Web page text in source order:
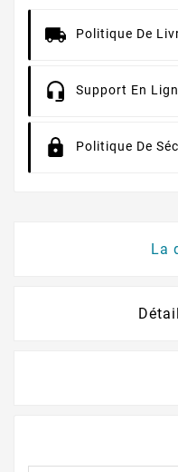
Politique De
Support En
Politique De
La